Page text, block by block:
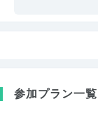
参加プラン一覧